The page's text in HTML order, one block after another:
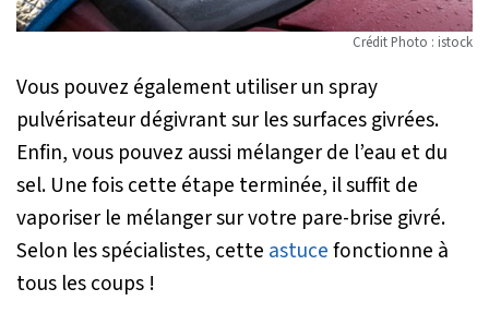
Crédit Photo : istock
Vous pouvez également utiliser un spray
pulvérisateur dégivrant sur les surfaces givrées.
Enfin, vous pouvez aussi mélanger de l’eau et du
sel. Une fois cette étape terminée, il suffit de
vaporiser le mélanger sur votre pare-brise givré.
Selon les spécialistes, cette astucefonctionne à
tous les coups !